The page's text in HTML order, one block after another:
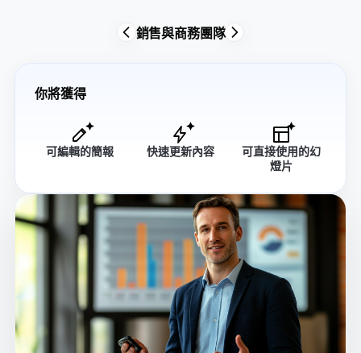
銷售與商務團隊
你將獲得
可編輯的簡報 快速更新內容
可直接使用的幻
燈片